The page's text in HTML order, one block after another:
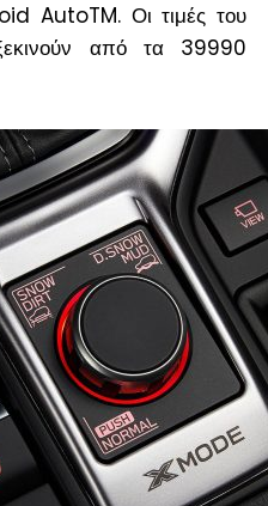
AutoTM. Οι τιμές του
από τα 39990